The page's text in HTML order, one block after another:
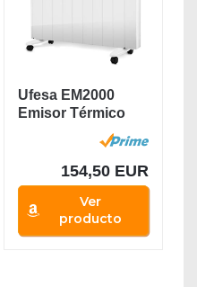
Ufesa EM2000
Emisor Térmico
con 2000W de...
154,50 EUR
Ver
producto